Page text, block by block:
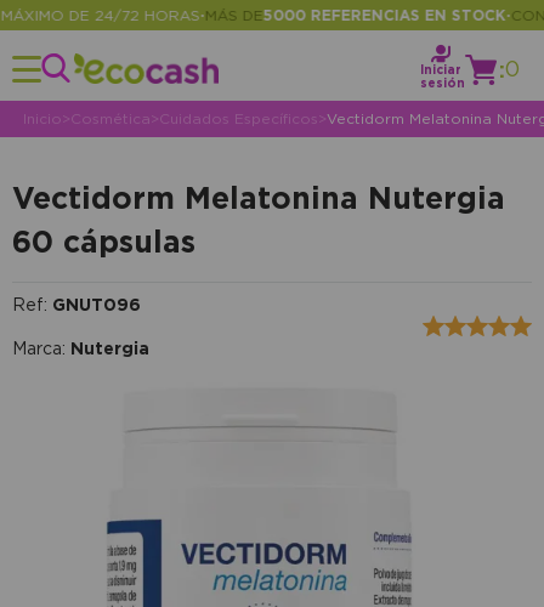
DE 24/72 HORAS•MÁS DE 5000 REFERENCIAS EN STOCK•
Iniciar
sesión
:0
Inicio>Cosmética>Cuidados Específicos >Vectidorm Melatonina
Vectidorm Melatonina Nutergia
60 cápsulas
Ref: GNUT096
Marca: Nutergia